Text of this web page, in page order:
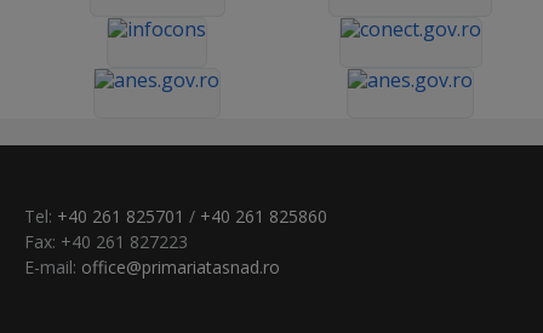
Tel: +40 261 825701 / +40 261 825860
Fax: +40 261 827223
E-mail: office@primariatasnad.ro